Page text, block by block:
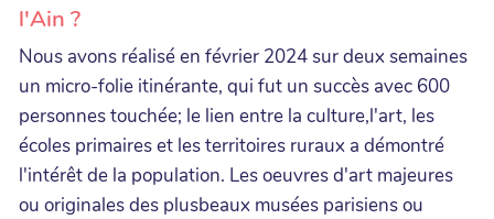
l'Ain ?
Nous avons réalisé en février 2024 sur deux semaines
un micro-folie itinérante, qui fut un succès avec 600
personnes touchée; le lien entre la culture,l'art, les
écoles primaires et les territoires ruraux a démontré
l'intérêt de la population. Les oeuvres d'art majeures
ou originales des plusbeaux musées parisiens ou